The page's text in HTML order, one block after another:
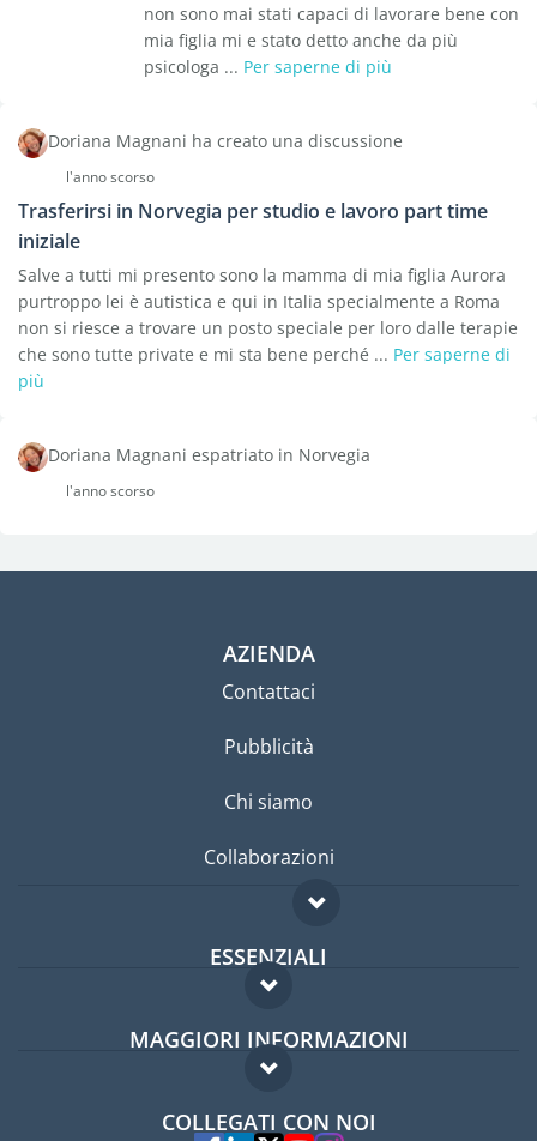
non sono mai stati capaci di lavorare bene con
mia figlia mi e stato detto anche da più
psicologa ... Per saperne di più
Doriana Magnani ha creato una discussione
l'anno scorso
Trasferirsi in Norvegia per studio e lavoro part time
iniziale
Salve a tutti mi presento sono la mamma di mia figlia Aurora
purtroppo lei è autistica e qui in Italia specialmente a Roma
non si riesce a trovare un posto speciale per loro dalle terapie
che sono tutte private e mi sta bene perché ... Per saperne di
più
Doriana Magnani espatriato in Norvegia
l'anno scorso
AZIENDA
Contattaci
Pubblicità
Chi siamo
Collaborazioni
ESSENZIALI
Forum per expat
Guida per expat
MAGGIORI INFORMAZIONI
Domande frequenti
Esperti
COLLEGATI CON NOI